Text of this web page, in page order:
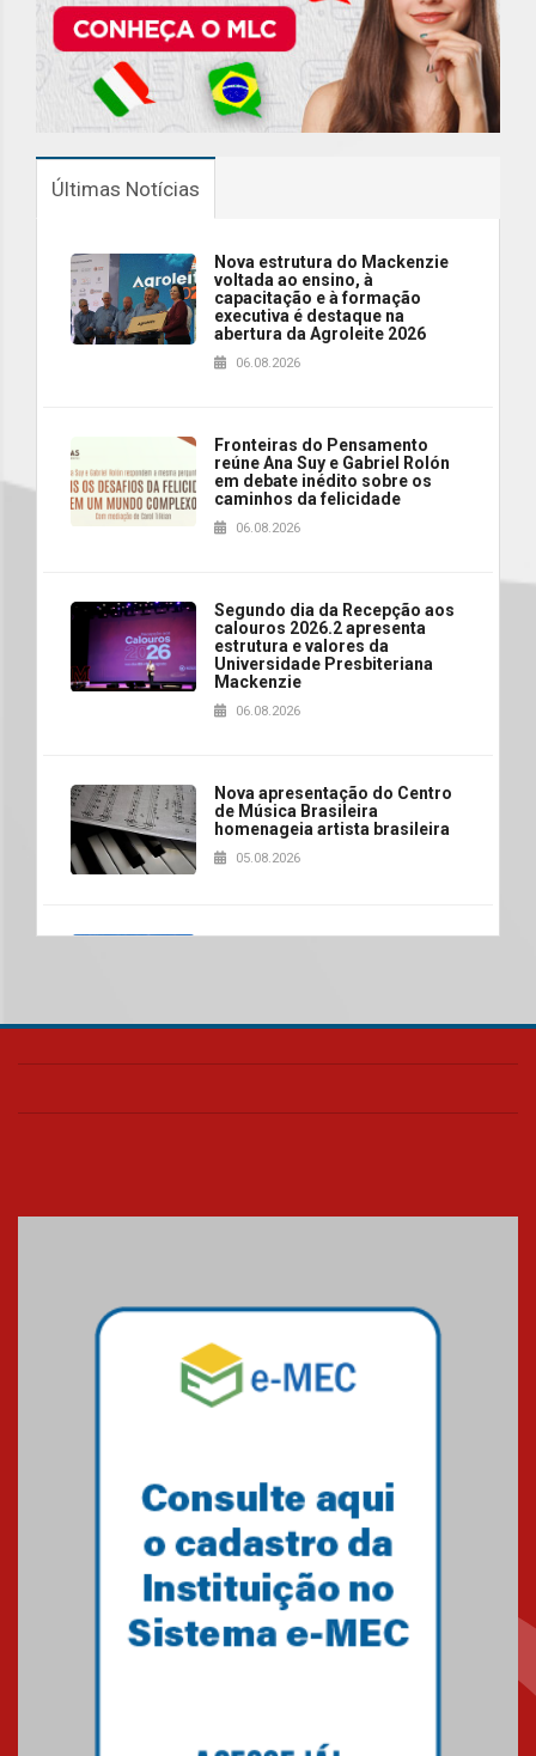
Últimas Notícias
Nova estrutura do Mackenzie
voltada ao ensino, à
capacitação e à formação
executiva é destaque na
abertura da Agroleite 2026
06.08.2026
Fronteiras do Pensamento
reúne Ana Suy e Gabriel Rolón
em debate inédito sobre os
caminhos da felicidade
06.08.2026
Segundo dia da Recepção aos
calouros 2026.2 apresenta
estrutura e valores da
Universidade Presbiteriana
Mackenzie
06.08.2026
Nova apresentação do Centro
de Música Brasileira
homenageia artista brasileira
05.08.2026
Universidade Mackenzie
das novas tecnologias em
04.08.2026
Como o Colégio Mackenzie
Brasília prepara seus
Como os pais podem investir
na educação dos filhos além da
escola
docentes para debater